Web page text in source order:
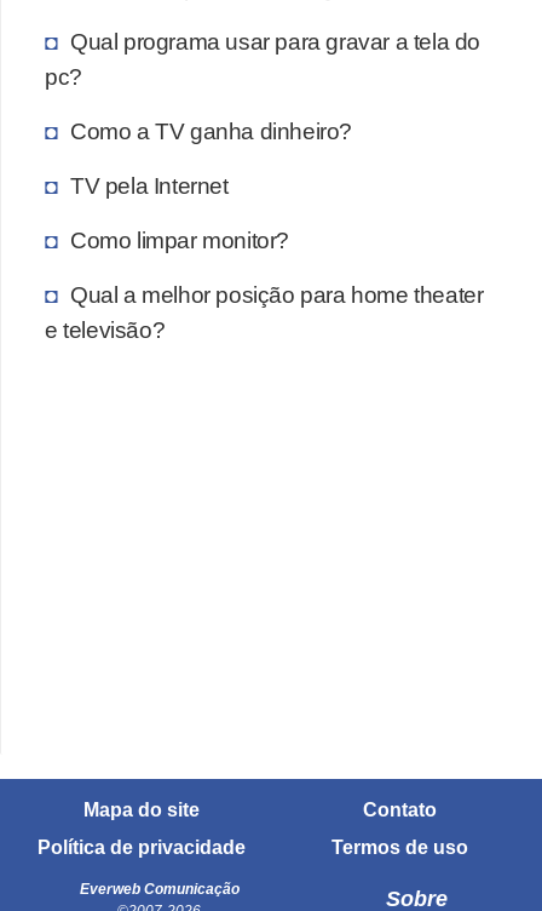
Qual programa usar para gravar a tela do
pc?
Como a TV ganha dinheiro?
TV pela Internet
Como limpar monitor?
Qual a melhor posição para home theater
e televisão?
Mapa do site
Contato
Política de privacidade
Termos de uso
Everweb Comunicação
Sobre